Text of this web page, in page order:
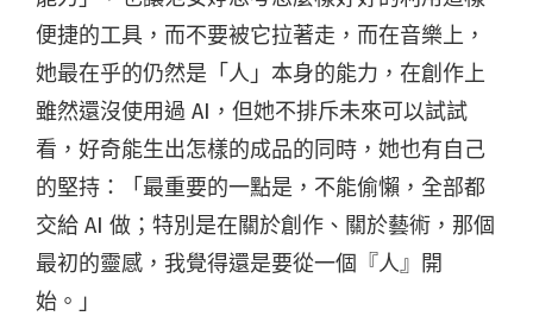
便捷的工具，而不要被它拉著走，而在音樂上，
她最在乎的仍然是「人」本身的能力，在創作上
雖然還沒使用過 AI，但她不排斥未來可以試試
看，好奇能生出怎樣的成品的同時，她也有自己
的堅持：「最重要的一點是，不能偷懶，全部都
交給 AI 做；特別是在關於創作、關於藝術，那個
最初的靈感，我覺得還是要從一個『人』開
始。」